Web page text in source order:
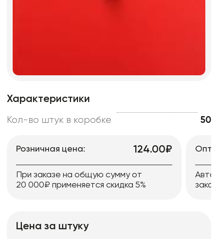
Характеристики
Кол-во штук в коробке 50
Розничная цена: 124.00₽
При заказе на общую сумму от
20 000₽ применяется скидка 5%
Цена за штуку